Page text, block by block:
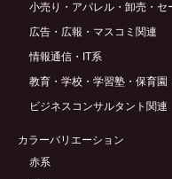
小売り・アパレル・卸売・セ
広告・広報・マスコミ関連
情報通信・IT系
教育・学校・学習塾・保育園
ビジネスコンサルタント関連
カラーバリエーション
赤系